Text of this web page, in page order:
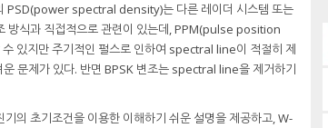
PSD(power spectral density)는 다른 레이더 시스템 또는
방식과 직접적으로 관련이 있는데, PPM(pulse position
있지만 주기적인 펄스로 인하여 spectral line이 적절히 제
문제가 있다. 반면 BPSK 변조는 spectral line을 제거하기
의 초기조건을 이용한 이해하기 쉬운 설명을 제공하고, W-